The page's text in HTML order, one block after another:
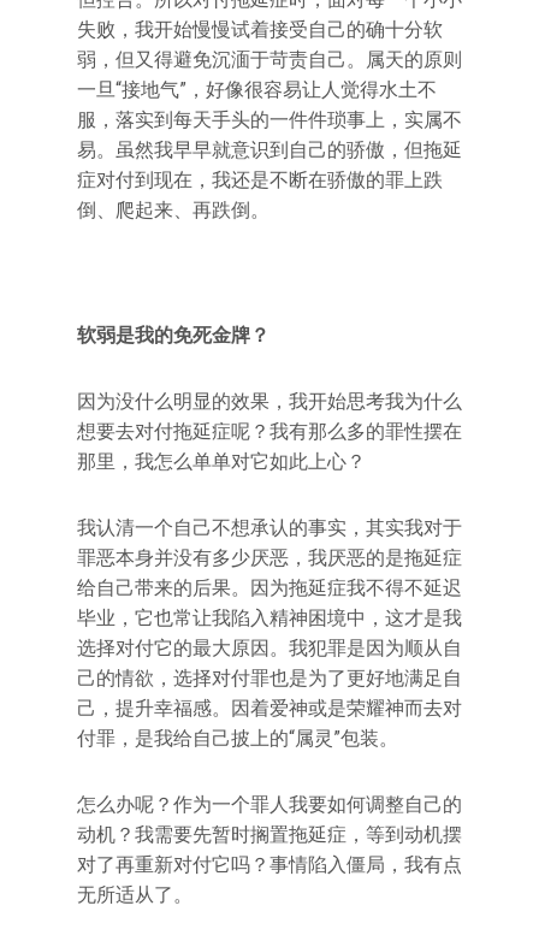
失败，我开始慢慢试着接受自己的确十分软
弱，但又得避免沉湎于苛责自己。属天的原则
一旦“接地气”，好像很容易让人觉得水土不
服，落实到每天手头的一件件琐事上，实属不
易。虽然我早早就意识到自己的骄傲，但拖延
症对付到现在，我还是不断在骄傲的罪上跌
倒、爬起来、再跌倒。
软弱是我的免死金牌？
因为没什么明显的效果，我开始思考我为什么
想要去对付拖延症呢？我有那么多的罪性摆在
那里，我怎么单单对它如此上心？
我认清一个自己不想承认的事实，其实我对于
罪恶本身并没有多少厌恶，我厌恶的是拖延症
给自己带来的后果。因为拖延症我不得不延迟
毕业，它也常让我陷入精神困境中，这才是我
选择对付它的最大原因。我犯罪是因为顺从自
己的情欲，选择对付罪也是为了更好地满足自
己，提升幸福感。因着爱神或是荣耀神而去对
付罪，是我给自己披上的“属灵”包装。
怎么办呢？作为一个罪人我要如何调整自己的
动机？我需要先暂时搁置拖延症，等到动机摆
对了再重新对付它吗？事情陷入僵局，我有点
无所适从了。